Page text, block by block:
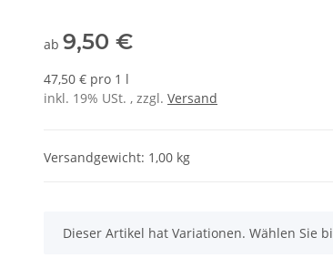
ab 9,50 €
47,50 € pro 1 l
inkl. 19% USt. , zzgl. Versand
Versandgewicht: 1,00 kg
x
Dieser Artikel hat Variationen. Wählen Sie